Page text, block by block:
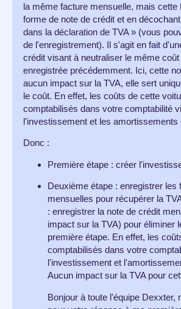
la même facture mensuelle, mais cette
forme de note de crédit et en
dans la déclaration de TVA » (vous
de l'enregistrement). Il s'agit en fait
crédit visant à neutraliser le même
enregistrée précédemment. Ici, cette
aucun impact sur la TVA, elle sert
le coût. En effet, les coûts de cette
comptabilisés dans votre comptabilité
l'investissement et les amortissements
Donc :
Première étape : créer
Deuxième étape : enregistrer les
mensuelles pour récupérer la
: enregistrer la note de crédit
impact sur la TVA) pour éliminer
première étape. En effet, les
comptabilisés dans votre
l'investissement et
Aucun impact sur la TVA pour
Bonjour à toute l'équipe Dexxter,